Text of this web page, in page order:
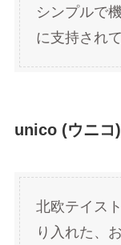
シンプルで
に支持され
unico (ウニコ)
北欧テイス
り入れた、